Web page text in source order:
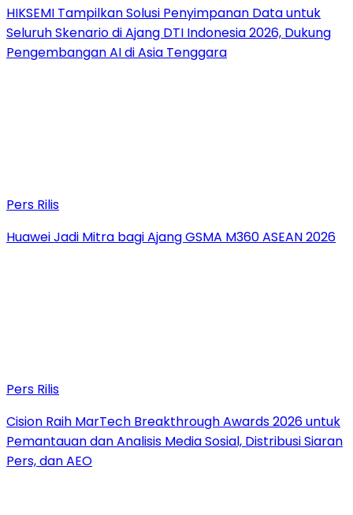
HIKSEMI Tampilkan Solusi Penyimpanan Data untuk
Seluruh Skenario di Ajang DTI Indonesia 2026, Dukung
Pengembangan AI di Asia Tenggara
Pers Rilis
Huawei Jadi Mitra bagi Ajang GSMA M360 ASEAN 2026
Pers Rilis
Cision Raih MarTech Breakthrough Awards 2026 untuk
Pemantauan dan Analisis Media Sosial, Distribusi Siaran
Pers, dan AEO